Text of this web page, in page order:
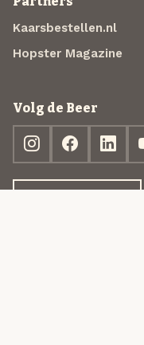
Kaarsbestellen.nl
Hopster Magazine
Volg de Beer